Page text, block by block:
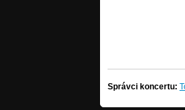
Správci koncertu: